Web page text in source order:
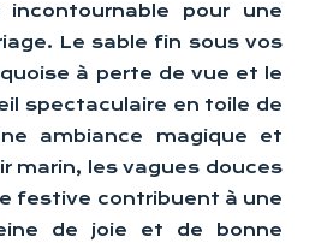
pour une
Le sable fin sous vos
à perte de vue et le
spectaculaire en toile de
ambiance magique et
marin, les vagues douces
festive contribuent à une
de joie et de bonne